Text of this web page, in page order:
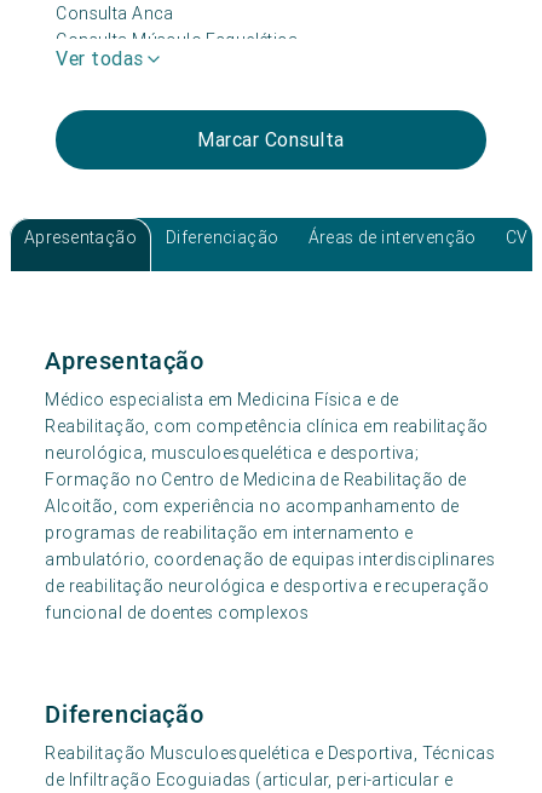
Consulta Anca
Consulta Músculo Esquelética
Consulta Reabilitação Pós-AVC
Consulta Reabilitação Respiratória
Consulta Reabilitação Cardio- Respiratória
Ver todas
Marcar Consulta
Apresentação Diferenciação Áreas de intervenção CV
Apresentação
Médico especialista em Medicina Física e de
Reabilitação, com competência clínica em reabilitação
neurológica, musculoesquelética e desportiva;
Formação no Centro de Medicina de Reabilitação de
Alcoitão, com experiência no acompanhamento de
programas de reabilitação em internamento e
ambulatório, coordenação de equipas interdisciplinares
de reabilitação neurológica e desportiva e recuperação
funcional de doentes complexos
Diferenciação
Reabilitação Musculoesquelética e Desportiva, Técnicas
de Infiltração Ecoguiadas (articular, peri-articular e